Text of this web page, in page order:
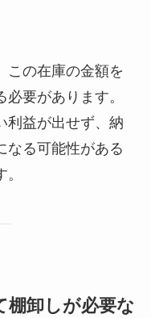
この在庫の金額を
要があります。
利益が出せず、納
なる可能性がある
棚卸しが必要な